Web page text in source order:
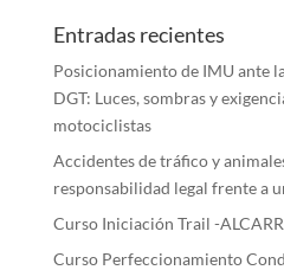
Entradas recientes
Posicionamiento de IMU ante
DGT: Luces, sombras y
motociclistas
Accidentes de tráfico y
responsabilidad legal frente a
Curso Iniciación Trail -
Curso Perfeccionamiento